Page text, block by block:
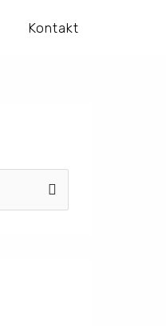
Kontakt